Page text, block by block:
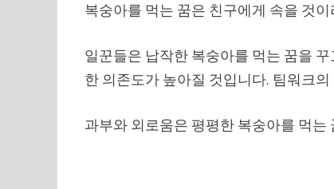
복숭아를 먹는 꿈은 친구에게 속을 것
일꾼들은 납작한 복숭아를 먹는 꿈을
한 의존도가 높아질 것입니다. 팀워크
과부와 외로움은 평평한 복숭아를 먹는